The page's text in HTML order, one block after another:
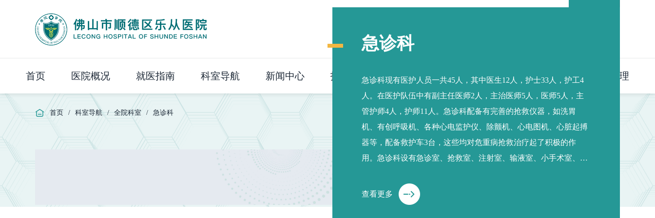
首页 医院概况 就医指南 科室导航 新闻中心 护理园地 健康科普 党群工作 专题专栏 人事管理
首页 / 科室导航 / 全院科室 / 急诊科
急诊科
急诊科现有医护人员一共45人，其中医生12人，护士33人，护工4
人。在医护队伍中有副主任医师2人，主治医师5人，医师5人，主
管护师4人，护师11人。急诊科配备有完善的抢救仪器，如洗胃
机、有创呼吸机、各种心电监护仪、除颤机、心电图机、心脏起搏
器等，配备救护车3台，这些均对危重病抢救治疗起了积极的作
用。急诊科设有急诊室、抢救室、注射室、输液室、小手术室、留
电对讲系统、电话通讯多方式全方位与区急救“120”中心进行沟通，
更好地满足了我镇的医疗急救工作需求，为应对突发急救工作提…
查看更多